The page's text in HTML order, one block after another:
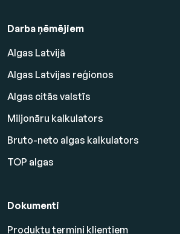
Darba ņēmējiem
Algas Latvijā
Algas Latvijas reģionos
Algas citās valstīs
Miljonāru kalkulators
Bruto-neto algas kalkulators
TOP algas
Dokumenti
Produktu termini klientiem